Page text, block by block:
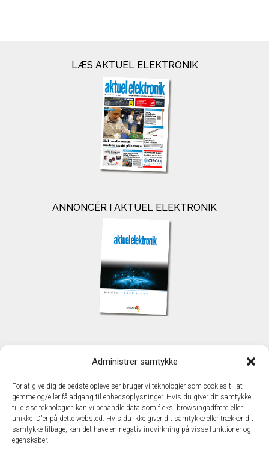
Administrer samtykke
For at give dig de bedste oplevelser bruger vi teknologier som cookies til at
gemme og/eller få adgang til enhedsoplysninger. Hvis du giver dit samtykke
til disse teknologier, kan vi behandle data som f.eks. browsingadfærd eller
unikke ID'er på dette websted. Hvis du ikke giver dit samtykke eller trækker dit
samtykke tilbage, kan det have en negativ indvirkning på visse funktioner og
egenskaber.
LÆS AKTUEL ELEKTRONIK
ANNONCÉR I AKTUEL ELEKTRONIK
TechMedia A/S
DK - 2600 Glostrup
www.techmedia.dk
Telefon: +45 43 24 26 28
E-mail:info@techmedia.dk